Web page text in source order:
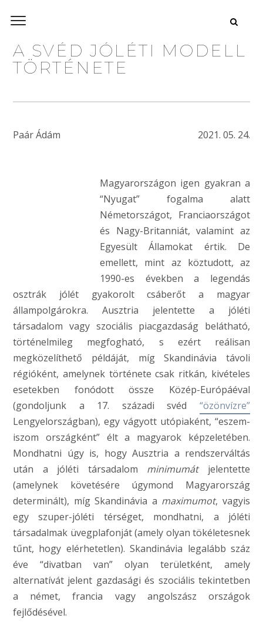
A SVÉD JÓLÉTI MODELL
TÖRTÉNETE
Paár Ádám 2021. 05. 24.
Magyarországon igen gyakran a
“Nyugat” fogalma alatt
Németországot, Franciaországot
és Nagy-Britanniát, valamint az
Egyesült Államokat értik. De
emellett, mint az köztudott, az
1990-es években a legendás
osztrák jólét gyakorolt csáberőt a magyar
állampolgárokra. Ausztria jelentette a jóléti
társadalom vagy szociális piacgazdaság belátható,
történelmileg megfogható, s ezért reálisan
megközelíthető példáját, míg Skandinávia távoli
régióként, amelynek története csak ritkán, kivételes
esetekben fonódott össze Közép-Európáéval
(gondoljunk a 17. századi svéd “özönvízre”
Lengyelországban), egy vágyott utópiaként, “eszem-
iszom országként” élt a magyarok képzeletében.
Mondhatni úgy is, hogy Ausztria a rendszerváltás
után a jóléti társadalom minimumátjelentette
(amelynek követésére úgymond Magyarország
determinált), míg Skandinávia a maximumot, vagyis
egy szuper-jóléti térséget, mondhatni, a jóléti
társadalmak üvegplafonját (amely olyan tökéletesnek
tűnt, hogy elérhetetlen). Skandinávia legalább száz
éve “divatban van” olyan területként, amely
alternatívát jelent gazdasági és szociális tekintetben
a német, francia vagy angolszász országok
fejlődésével.